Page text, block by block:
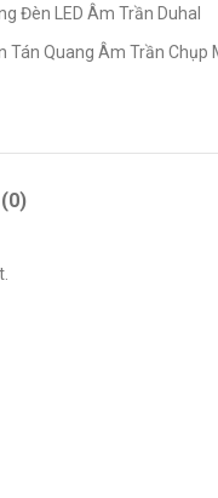
Đèn LED Âm Trần Duhal
Tán Quang Âm Trần Chụp
(0)